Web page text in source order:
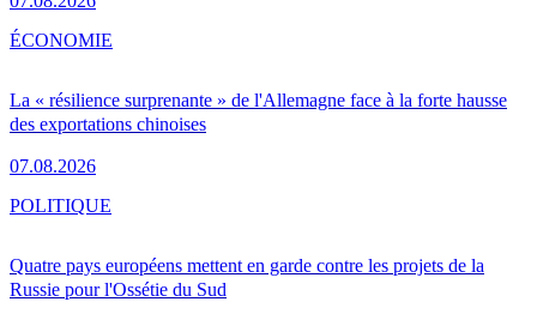
La « résilience surprenante » de l'Allemagne face à la forte hausse
des exportations chinoises
07.08.2026
ÉCONOMIE
Quatre pays européens mettent en garde contre les projets de la
Russie pour l'Ossétie du Sud
POLITIQUE